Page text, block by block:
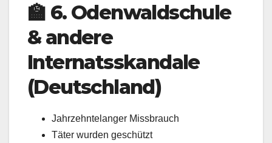
🏫 6. Odenwaldschule
& andere
Internatsskandale
(Deutschland)
Jahrzehntelanger Missbrauch
Täter wurden geschützt